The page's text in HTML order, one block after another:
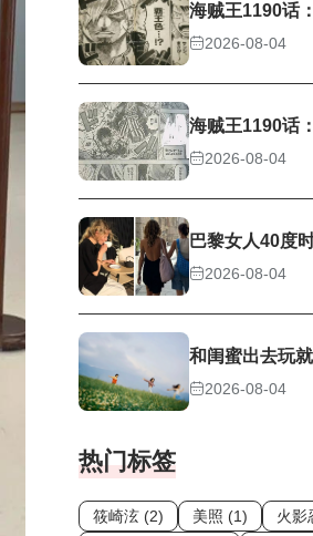
海贼王1190话
2026-08-04
海贼王1190话
2026-08-04
巴黎女人40度
2026-08-04
和闺蜜出去玩
2026-08-04
热门标签
筱崎泫 (2) 美照 (1)
火影